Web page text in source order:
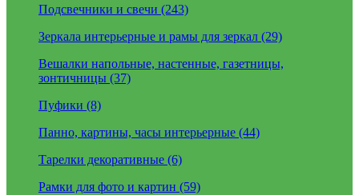
Подсвечники и свечи (243)
Зеркала интерьерные и рамы для зеркал (29)
Вешалки напольные, настенные, газетницы,
зонтичницы (37)
Пуфики (8)
Панно, картины, часы интерьерные (44)
Тарелки декоративные (6)
Рамки для фото и картин (59)